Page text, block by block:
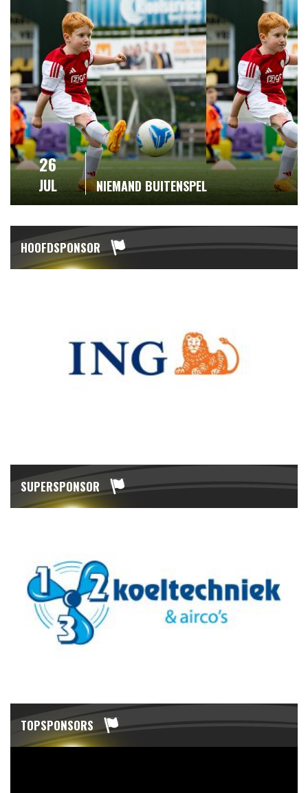
26
JUL NIEMAND BUITENSPEL
HOOFDSPONSOR
SUPERSPONSOR
TOPSPONSORS